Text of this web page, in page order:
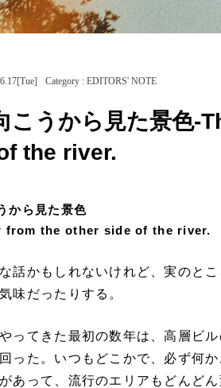
Category : EDITORS' NOTE
こうから見た景色-
the river.
から見た景色
from the other side of the river.
話かもしれないけれど、実のと
味だったりする。
ってきた最初の数年は、高層ビ
った。いつもどこかで、必ず何
があって、流行のエリアもどんど